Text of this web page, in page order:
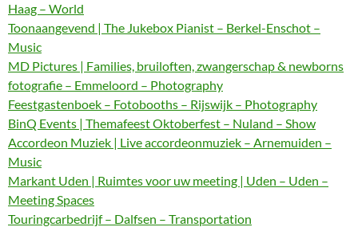
Haag – World
Toonaangevend | The Jukebox Pianist – Berkel-Enschot –
Music
MD Pictures | Families, bruiloften, zwangerschap & newborns
fotografie – Emmeloord – Photography
Feestgastenboek – Fotobooths – Rijswijk – Photography
BinQ Events | Themafeest Oktoberfest – Nuland – Show
Accordeon Muziek | Live accordeonmuziek – Arnemuiden –
Music
Markant Uden | Ruimtes voor uw meeting | Uden – Uden –
Meeting Spaces
Touringcarbedrijf – Dalfsen – Transportation